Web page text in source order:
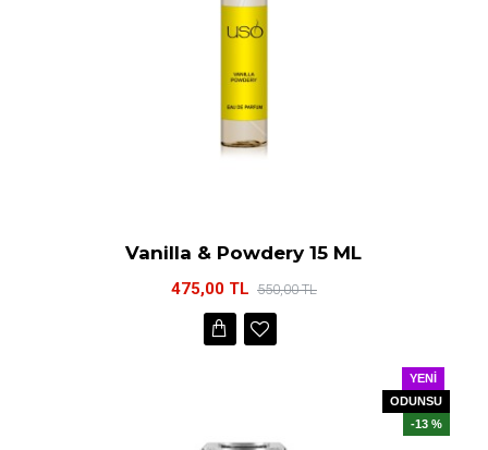
Vanilla & Powdery 15 ML
475,00 TL 550,00 TL
YENI
ODUNSU
-13 %